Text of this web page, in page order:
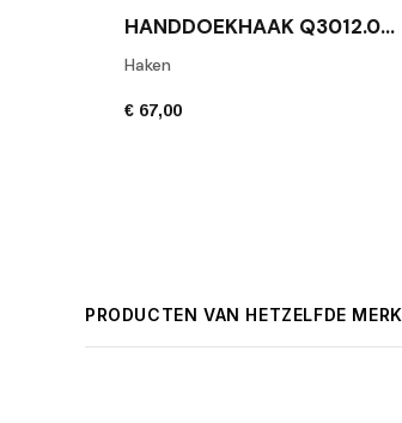
HANDDOEKHAAK Q3012.022.76 WIT (PAAR)
Haken
€ 67,00
PRODUCTEN VAN HETZELFDE MERK